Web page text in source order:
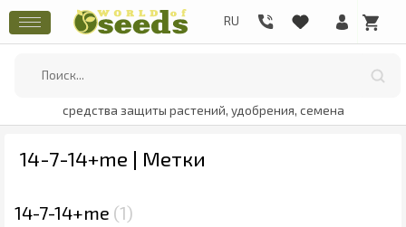
средства защиты растений, удобрения, семена
14-7-14+me | Метки
14-7-14+me 1